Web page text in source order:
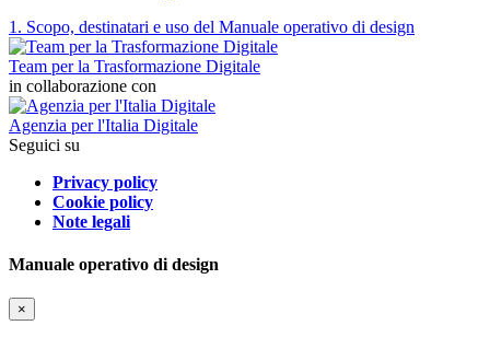
1. Scopo, destinatari e uso del Manuale operativo di design
Team per la Trasformazione Digitale
in collaborazione con
Agenzia per l'Italia Digitale
Seguici su
Privacy policy
Cookie policy
Note legali
Manuale operativo di design
×